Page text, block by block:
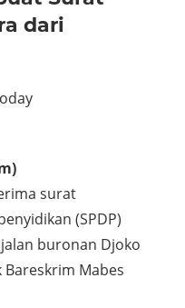
dari
surat
(SPDP)
buronan Djoko
Mabes